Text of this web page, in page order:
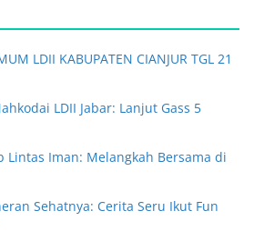
LDII KABUPATEN CIANJUR TGL 21
LDII Jabar: Lanjut Gass 5
Lintas Iman: Melangkah Bersama di
Sehatnya: Cerita Seru Ikut Fun